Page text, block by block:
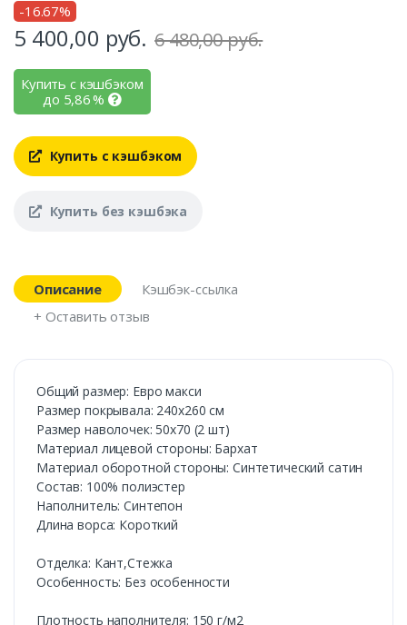
-16.67%
5 400,00 руб. 6 480,00 руб.
Купить с кэшбэком
до 5,86%
Купить с кэшбэком
Купить без кэшбэка
Описание
Кэшбэк-ссылка
+ Оставить отзыв
Общий размер: Евро макси
Размер покрывала: 240х260 см
Размер наволочек: 50х70 (2 шт)
Материал лицевой стороны: Бархат
Материал оборотной стороны: Синтетический сатин
Состав: 100% полиэстер
Наполнитель: Синтепон
Длина ворса: Короткий
Отделка: Кант,Стежка
Особенность: Без особенности
Плотность наполнителя: 150 г/м2